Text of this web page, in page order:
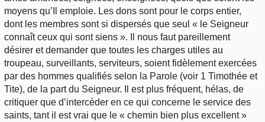
moyens qu’Il emploie. Les dons sont pour le corps entier,
dont les membres sont si dispersés que seul « le Seigneur
connaît ceux qui sont siens ». Il nous faut pareillement
désirer et demander que toutes les charges utiles au
troupeau, surveillants, serviteurs, soient fidèlement exercées
par des hommes qualifiés selon la Parole (voir 1 Timothée et
Tite), de la part du Seigneur. Il est plus fréquent, hélas, de
critiquer que d’intercéder en ce qui concerne le service des
saints, tant il est vrai que le « chemin bien plus excellent »